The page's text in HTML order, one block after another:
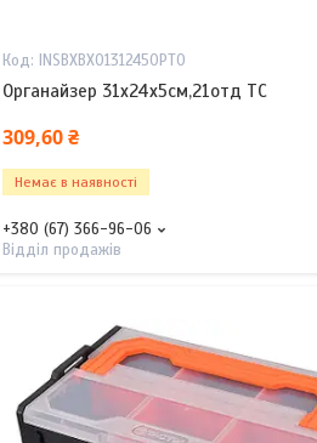
INSBXBX01312450PT0
Органайзер 31х24х5см,21отд TC
309,60 ₴
Немає в наявності
+380 (67) 366-96-06
Відділ продажів